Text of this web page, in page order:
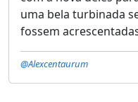
uma bela turbinada
fossem
@Alexcentaurum